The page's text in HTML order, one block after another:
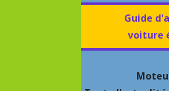
Guide
voiture